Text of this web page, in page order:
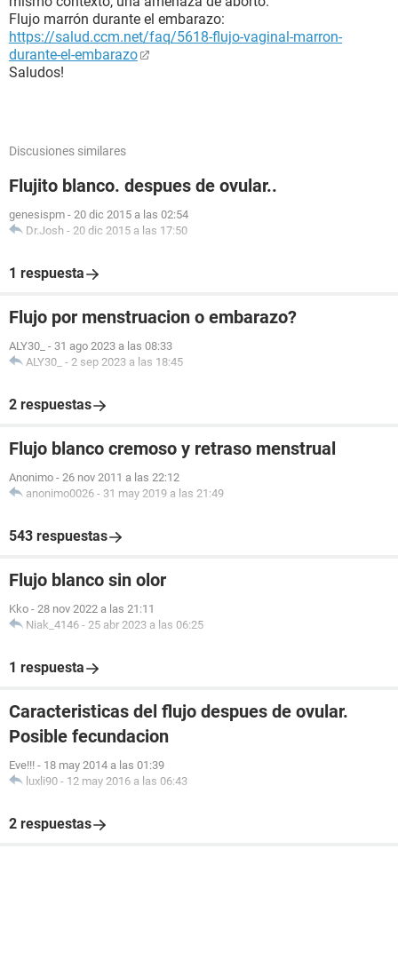
Flujo marrón durante el embarazo:
https://salud.ccm.net/faq/5618-flujo-vaginal-marron-
durante-el-embarazo
Saludos!
Discusiones similares
Flujito blanco. despues de ovular..
genesispm - 20 dic 2015 a las 02:54
Dr.Josh - 20 dic 2015 a las 17:50
1 respuesta
Flujo por menstruacion o embarazo?
ALY30_ - 31 ago 2023 a las 08:33
ALY30_ - 2 sep 2023 a las 18:45
2 respuestas
Flujo blanco cremoso y retraso menstrual
Anonimo - 26 nov 2011 a las 22:12
anonimo0026 - 31 may 2019 a las 21:49
543 respuestas
Flujo blanco sin olor
Kko - 28 nov 2022 a las 21:11
Niak_4146 - 25 abr 2023 a las 06:25
1 respuesta
Caracteristicas del flujo despues de ovular.
Posible fecundacion
Eve!!! - 18 may 2014 a las 01:39
luxli90 - 12 may 2016 a las 06:43
2 respuestas